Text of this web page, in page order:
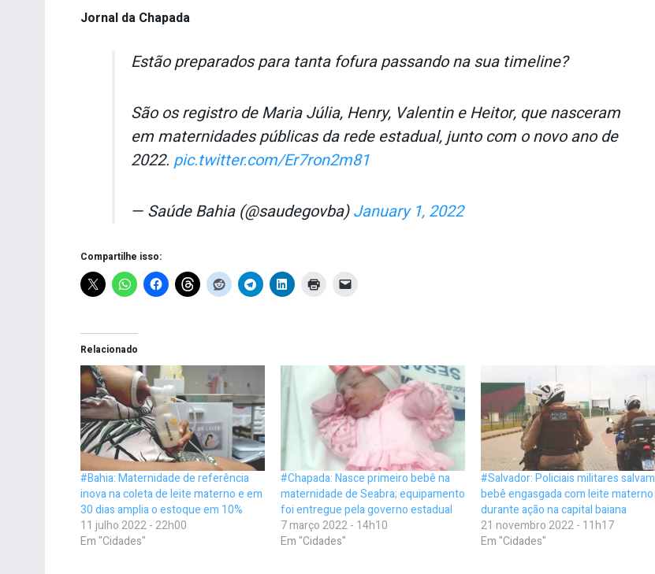
Jornal da Chapada
Estão preparados para tanta fofura passando na sua timeline?
São os registro de Maria Júlia, Henry, Valentin e Heitor, que nasceram
em maternidades públicas da rede estadual, junto com o novo ano de
2022. pic.twitter.com/Er7ron2m81
— Saúde Bahia (@saudegovba)January 1, 2022
Compartilhe isso:
Relacionado
#Bahia: Maternidade de referência
inova na coleta de leite materno e em
30 dias amplia o estoque em 10%
11 julho 2022 - 22h00
Em "Cidades"
#Chapada: Nasce primeiro bebê na
maternidade de Seabra; equipamento
foi entregue pela governo estadual
7 março 2022 - 14h10
Em "Cidades"
#Salvador: Policiais militares salvam
bebê engasgada com leite materno
durante ação na capital baiana
21 novembro 2022 - 11h17
Em "Cidades"